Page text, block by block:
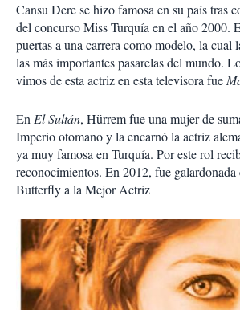
Cansu Dere se hizo famosa en su país tras
del concurso Miss Turquía en el año 2000.
puertas a una carrera como modelo, la cual
las más importantes pasarelas del mundo.
vimos de esta actriz en esta televisora fue
EnEl Sultán, Hürrem fue una mujer de
Imperio otomano y la encarnó la actriz
ya muy famosa en Turquía. Por este rol
reconocimientos. En 2012, fue
Butterfly a la Mejor Actriz